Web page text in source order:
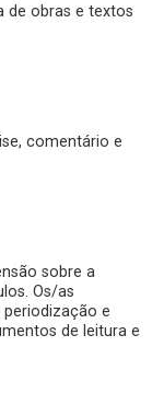
de obras e textos
comentário e
sobre a
Os/as
e
de leitura e